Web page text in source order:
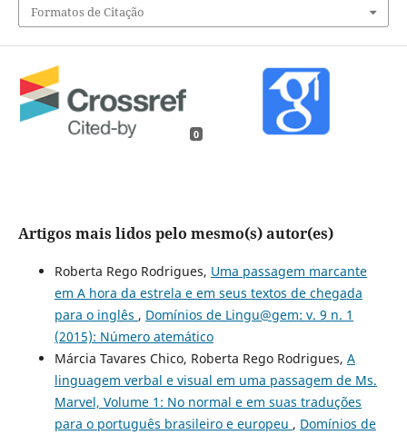
Formatos de Citação
0
Artigos mais lidos pelo mesmo(s) autor(es)
Roberta Rego Rodrigues, Uma passagem marcante
em A hora da estrela e em seus textos de chegada
para o inglês , Domínios de Lingu@gem: v. 9 n. 1
(2015): Número atemático
Márcia Tavares Chico, Roberta Rego Rodrigues, A
linguagem verbal e visual em uma passagem de Ms.
Marvel, Volume 1: No normal e em suas traduções
para o português brasileiro e europeu , Domínios de